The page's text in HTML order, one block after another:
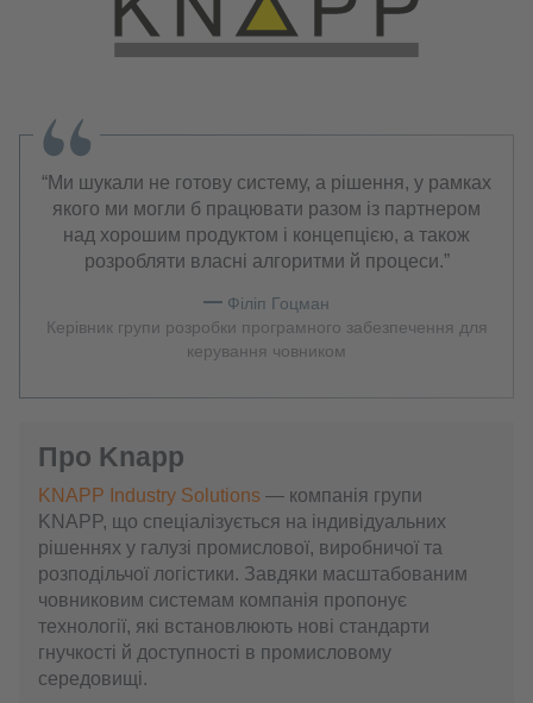
Ми шукали не готову систему, а рішення, у рамках
якого ми могли б працювати разом із партнером
над хорошим продуктом і концепцією, а також
розробляти власні алгоритми й процеси.
Філіп Гоцман
Керівник групи розробки програмного забезпечення для
керування човником
Про Knapp
KNAPP Industry Solutions — компанія групи
KNAPP, що спеціалізується на індивідуальних
рішеннях у галузі промислової, виробничої та
розподільчої логістики. Завдяки масштабованим
човниковим системам компанія пропонує
технології, які встановлюють нові стандарти
гнучкості й доступності в промисловому
середовищі.